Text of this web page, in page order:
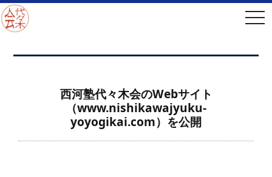
西河塾代々木会のWebサイト
（www.nishikawajyuku-
yoyogikai.com）を公開